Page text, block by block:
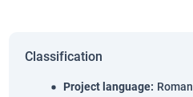
Classification
Project language: